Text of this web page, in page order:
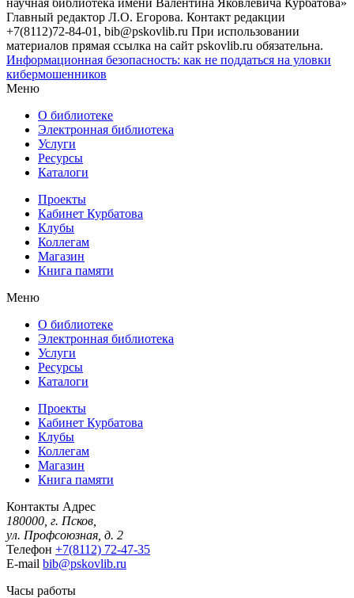
Главный редактор Л.О. Егорова. Контакт редакции
+7(8112)72-84-01, bib@pskovlib.ru При использовании
материалов прямая ссылка на сайт pskovlib.ru обязательна.
Информационная безопасность: как не поддаться на уловки
кибермошенников
Меню
О библиотеке
Электронная библиотека
Услуги
Ресурсы
Каталоги
Проекты
Кабинет Курбатова
Клубы
Коллегам
Магазин
Книга памяти
Меню
О библиотеке
Электронная библиотека
Услуги
Ресурсы
Каталоги
Проекты
Кабинет Курбатова
Клубы
Коллегам
Магазин
Книга памяти
Контакты Адрес
180000, г. Псков,
ул. Профсоюзная, д. 2
Телефон +7(8112) 72-47-35
E-mail bib@pskovlib.ru
Часы работы